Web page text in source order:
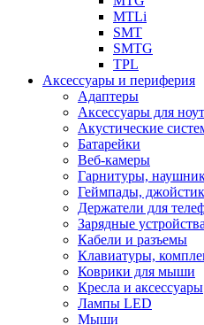
MTLi
SMT
SMTG
TPL
Аксессуары и периферия
Адаптеры
Аксессуары для
Акустические
Батарейки
Веб-камеры
Гарнитуры,
Геймпады,
Держатели для
Зарядные устройства
Кабели и разъемы
Клавиатуры,
Коврики для мыши
Кресла и аксессуары
Лампы LED
Мыши